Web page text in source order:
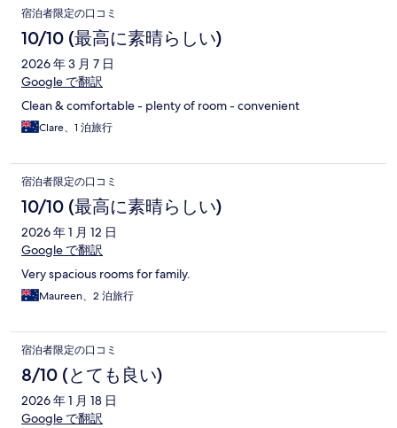
宿泊者限定の口コミ
10/10 (最高に素晴らしい)
2026 年 3 月 7 日
Google で翻訳
Clean & comfortable - plenty of room - convenient
Clare、1 泊旅行
宿泊者限定の口コミ
10/10 (最高に素晴らしい)
2026 年 1 月 12 日
Google で翻訳
Very spacious rooms for family.
Maureen、2 泊旅行
宿泊者限定の口コミ
8/10 (とても良い)
2026 年 1 月 18 日
Google で翻訳